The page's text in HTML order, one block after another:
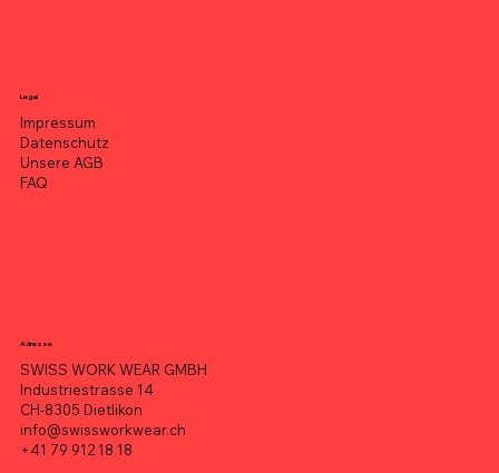
Legal
Impressum
Datenschutz
Unsere AGB
FAQ
Adresse
SWISS WORK WEAR GMBH
Industriestrasse 14
CH-8305 Dietlikon
info@swissworkwear.ch
+41 79 912 18 18